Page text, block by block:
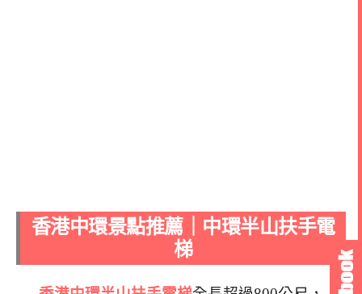
香港中環景點推薦｜中環半山扶手電
梯